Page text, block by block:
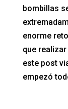
bombillas
enorme
que
este post
empezó